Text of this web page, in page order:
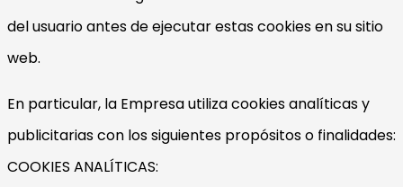
del usuario antes de ejecutar estas cookies en su sitio
web.
En particular, la Empresa utiliza cookies analíticas y
publicitarias con los siguientes propósitos o finalidades:
COOKIES ANALÍTICAS: